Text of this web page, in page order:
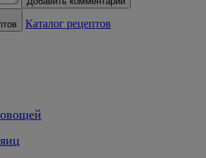
Каталог рецептов